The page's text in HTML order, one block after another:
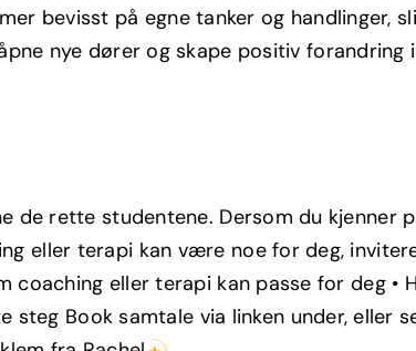
bevisst på egne tanker og handlinger,
nye dører og skape positiv forandring
rette studentene. Dersom du kjenner
eller terapi kan være noe for deg,
eller terapi kan passe for deg •
steg Book samtale via linken under, eller